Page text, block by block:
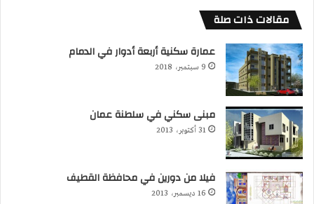
مقالات ذات صلة
عمارة سكنية أربعة أدوار في الدمام
9 سبتمبر، 2018
مبنى سكني في سلطنة عمان
31 أكتوبر، 2013
فيلا من دورين في محافظة القطيف
16 ديسمبر، 2013